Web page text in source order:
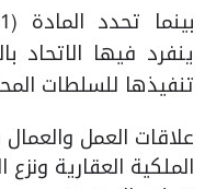
ينفرد فيها الاتحاد
تنفيذها للسلطات
علاقات العمل والعمال
الملكية العقارية